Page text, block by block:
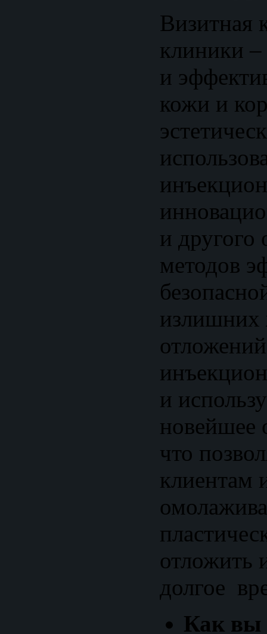
Визитная
клиники –
и
кожи и
и другого
методов
и
новейшее
что
клиентам
отложить
долгое
Как вы